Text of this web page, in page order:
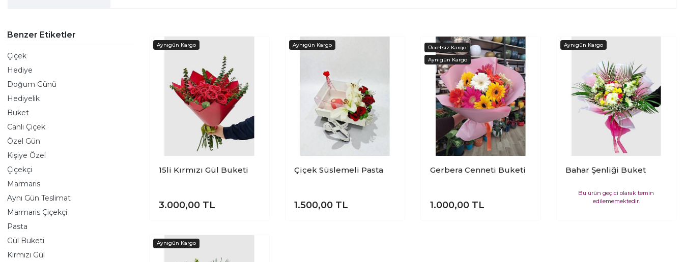
Benzer Etiketler
Çiçek
Hediye
Doğum Günü
Hediyelik
Buket
Canlı Çiçek
Özel Gün
Kişiye Özel
Çiçekçi
Marmaris
Aynı Gün Teslimat
Marmaris Çiçekçi
Pasta
Gül Buketi
Kırmızı Gül
15li Kırmızı Gül Buketi
3.000,00 TL
Çiçek Süslemeli Pasta
1.500,00 TL
Gerbera Cenneti Buketi
1.000,00 TL
Bahar Şenliği Buket
Bu ürün geçici olarak temin
edilememektedir.